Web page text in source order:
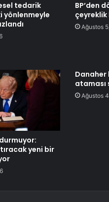
tedarik
yönlenmeyle
BP’den
çeyreklik
Ağustos
yeni bir
Danaher
ataması
Ağustos